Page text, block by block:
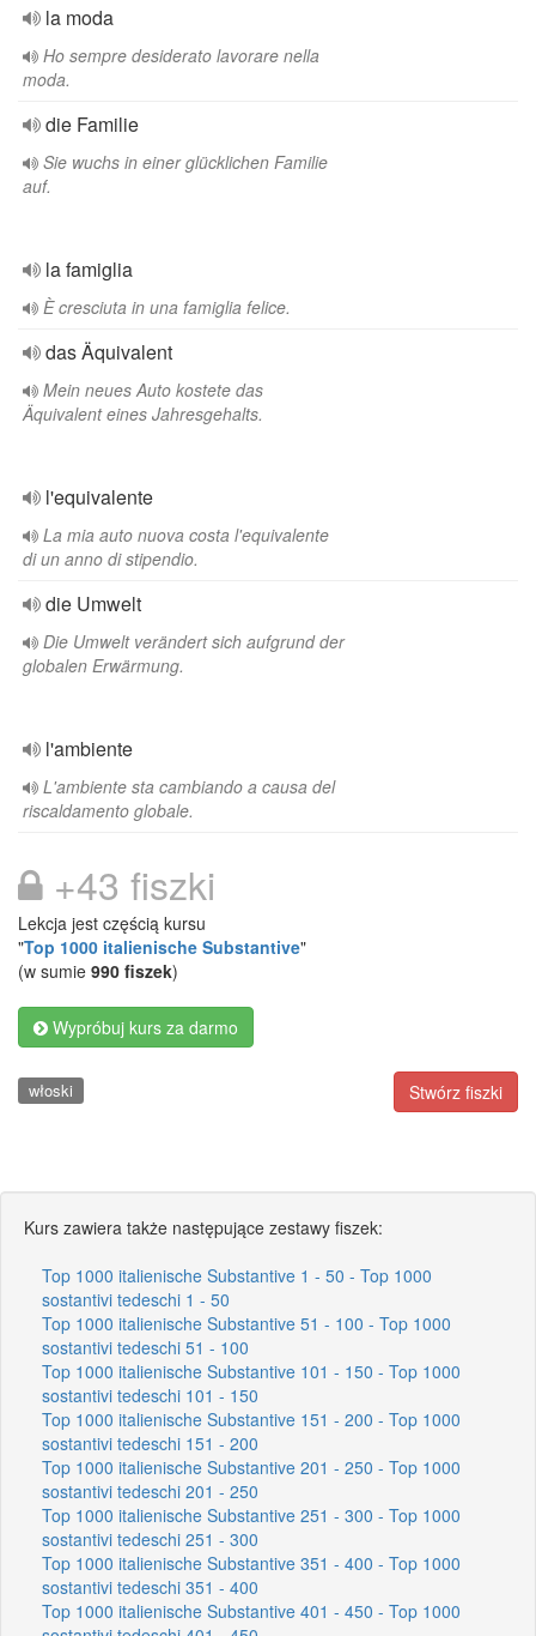
la moda
Ho sempre desiderato lavorare nella
moda.
die Familie
Sie wuchs in einer glücklichen Familie
auf.
la famiglia
È cresciuta in una famiglia felice.
das Äquivalent
Mein neues Auto kostete das
Äquivalent eines Jahresgehalts.
l'equivalente
La mia auto nuova costa l'equivalente
di un anno di stipendio.
die Umwelt
Die Umwelt verändert sich aufgrund der
globalen Erwärmung.
l'ambiente
L'ambiente sta cambiando a causa del
riscaldamento globale.
+43 fiszki
Lekcja jest częścią kursu
"Top 1000 italienische Substantive"
(w sumie 990 fiszek)
Wypróbuj kurs za darmo
Stwórz fiszki
włoski
Kurs zawiera także następujące zestawy fiszek:
Top 1000 italienische Substantive 1 - 50 - Top 1000
sostantivi tedeschi 1 - 50
Top 1000 italienische Substantive 51 - 100 - Top 1000
sostantivi tedeschi 51 - 100
Top 1000 italienische Substantive 101 - 150 - Top 1000
sostantivi tedeschi 101 - 150
Top 1000 italienische Substantive 151 - 200 - Top 1000
sostantivi tedeschi 151 - 200
Top 1000 italienische Substantive 201 - 250 - Top 1000
sostantivi tedeschi 201 - 250
Top 1000 italienische Substantive 251 - 300 - Top 1000
sostantivi tedeschi 251 - 300
Top 1000 italienische Substantive 351 - 400 - Top 1000
sostantivi tedeschi 351 - 400
Top 1000 italienische Substantive 401 - 450 - Top 1000